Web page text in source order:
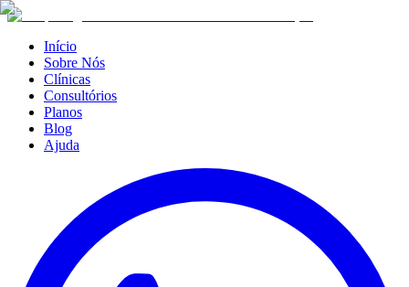
Início
Sobre Nós
Clínicas
Consultórios
Planos
Blog
Ajuda